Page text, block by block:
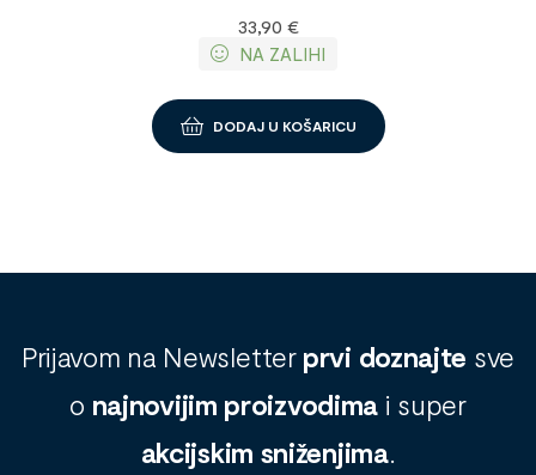
33,90 €
NA ZALIHI
DODAJ U KOŠARICU
Prijavom na Newsletter prvi doznajte sve
o najnovijim proizvodima i super
akcijskim sniženjima.